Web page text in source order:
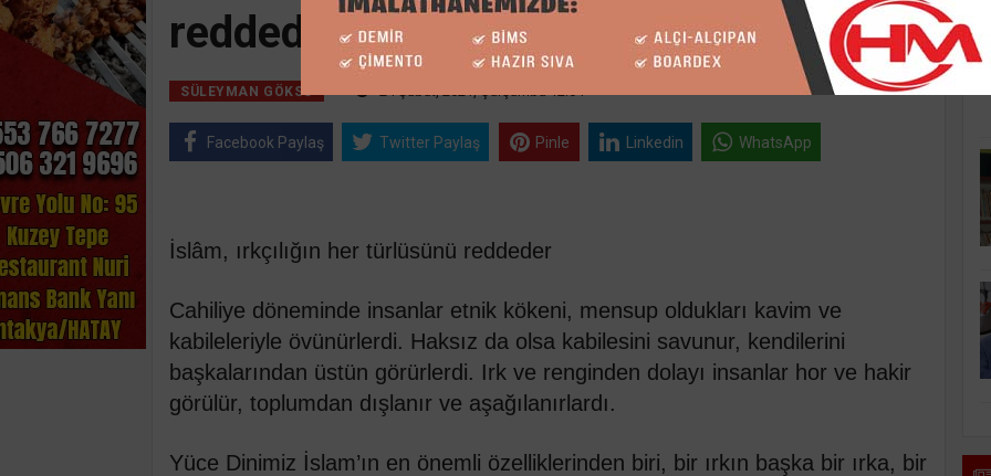
reddeder
SÜLEYMAN GÖKSU 24 Şubat, 2021, Çarşamba 12:04
Facebook Paylaş Twitter Paylaş Pinle Linkedin WhatsApp
İslâm, ırkçılığın her türlüsünü reddeder
Cahiliye döneminde insanlar etnik kökeni, mensup oldukları kavim ve
kabileleriyle övünürlerdi. Haksız da olsa kabilesini savunur, kendilerini
başkalarından üstün görürlerdi. Irk ve renginden dolayı insanlar hor ve hakir
görülür, toplumdan dışlanır ve aşağılanırlardı.
Yüce Dinimiz İslam’ın en önemli özelliklerinden biri, bir ırkın başka bir ırka, bir